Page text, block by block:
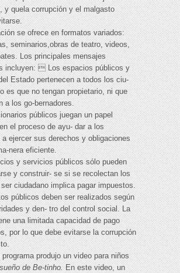
y quela corrupción y el malgasto
se ofrece en formatos variados:
seminarios,obras de teatro, videos,
Los principales mensajes
incluyen:  Los espacios públicos y
Estado pertenecen a todos los ciu-
es que no tengan propietario, ni que
a los go-bernadores.
públicos juegan un papel
el proceso de ayu- dar a los
a ejercer sus derechos y obligaciones
nera eficiente.
y servicios públicos sólo pueden
y construir- se si se recolectan los
ciudadano implica pagar impuestos.
públicos deben ser realizados según
y den- tro del control social. La
una limitada capacidad de pago
por lo que debe evitarse la corrupción
produjo un video para niños
de Be-tinho.En este video, un